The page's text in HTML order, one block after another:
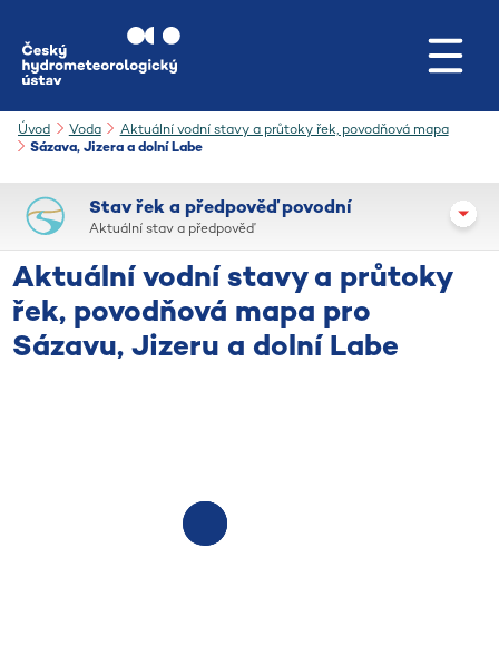
Úvod Voda
Aktuální vodní stavy a průtoky řek, povodňová mapa
Sázava, Jizera a dolní Labe
Stav řek a předpověď povodní
Aktuální stav a předpověď
Aktuální vodní stavy a průtoky
řek, povodňová mapa pro
Sázavu, Jizeru a dolní Labe